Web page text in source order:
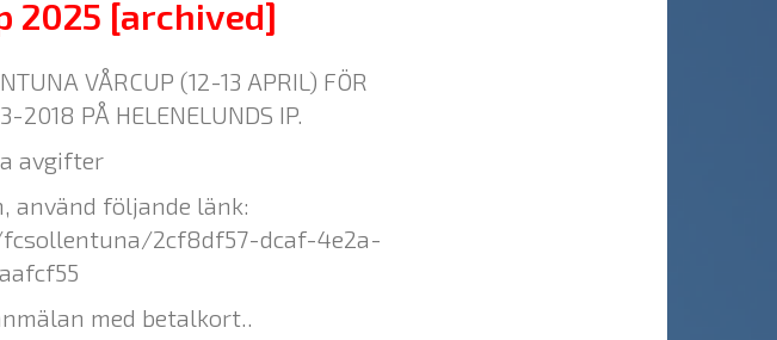
2025 [archived]
VÅRCUP (12-13 APRIL) FÖR
2018 PÅ HELENELUNDS IP.
avgifter
använd följande länk:
2cf8df57-dcaf-4e2a-
med betalkort..